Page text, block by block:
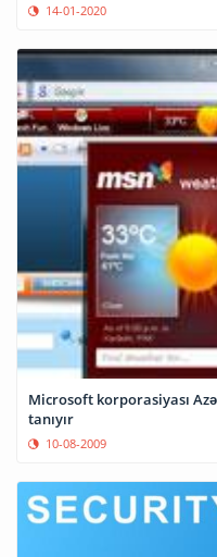
14-01-2020
Microsoft korporasiyası
tanıyır
10-08-2009